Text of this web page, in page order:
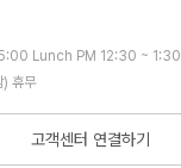
Lunch PM 12:30 ~ 1:30
) 휴무
고객센터 연결하기